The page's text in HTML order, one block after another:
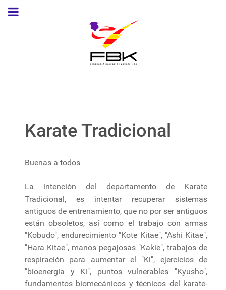
Karate Tradicional
Buenas a todos
La intención del departamento de Karate
Tradicional, es intentar recuperar sistemas
antiguos de entrenamiento, que no por ser antiguos
están obsoletos, así como el trabajo con armas
"Kobudo", endurecimiento "Kote Kitae", "Ashi Kitae",
"Hara Kitae", manos pegajosas "Kakie", trabajos de
respiración para aumentar el "Ki", ejercicios de
"bioenergía y Ki", puntos vulnerables "Kyusho",
fundamentos biomecánicos y técnicos del karate-